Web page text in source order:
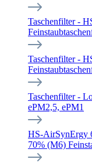
Taschenfilter -
Taschenfilter -
Taschenfilter -
ePM2,5, ePM1
HS-AirSynErgy
70% (M6)